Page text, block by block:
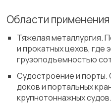
Области применения
Тяжелая металлургия.
и прокатных цехов, где
грузоподъемностью
Судостроение и порты.
доков и портальных
крупнотоннажных судов.